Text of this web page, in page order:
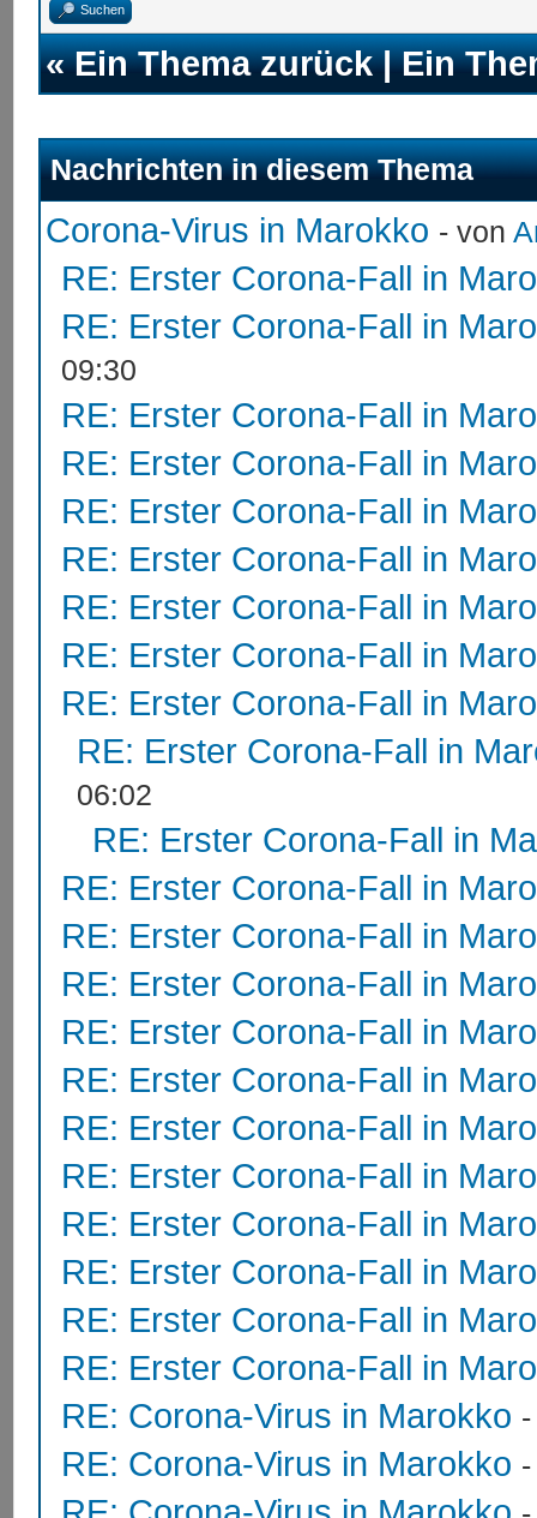
Suchen
«Ein Thema zurück|Ein
Nachrichten in diesem Thema
Corona-Virus in Marokko - von
RE: Erster Corona-Fall in
RE: Erster Corona-Fall in
09:30
RE: Erster Corona-Fall in
RE: Erster Corona-Fall in
RE: Erster Corona-Fall in
RE: Erster Corona-Fall in
RE: Erster Corona-Fall in
RE: Erster Corona-Fall in
RE: Erster Corona-Fall in
RE: Erster Corona-Fall in
06:02
RE: Erster Corona-Fall in
RE: Erster Corona-Fall in
RE: Erster Corona-Fall in
RE: Erster Corona-Fall in
RE: Erster Corona-Fall in
RE: Erster Corona-Fall in
RE: Erster Corona-Fall in
RE: Erster Corona-Fall in
RE: Erster Corona-Fall in
RE: Erster Corona-Fall in
RE: Erster Corona-Fall in
RE: Erster Corona-Fall in
RE: Corona-Virus in Marokko
RE: Corona-Virus in Marokko